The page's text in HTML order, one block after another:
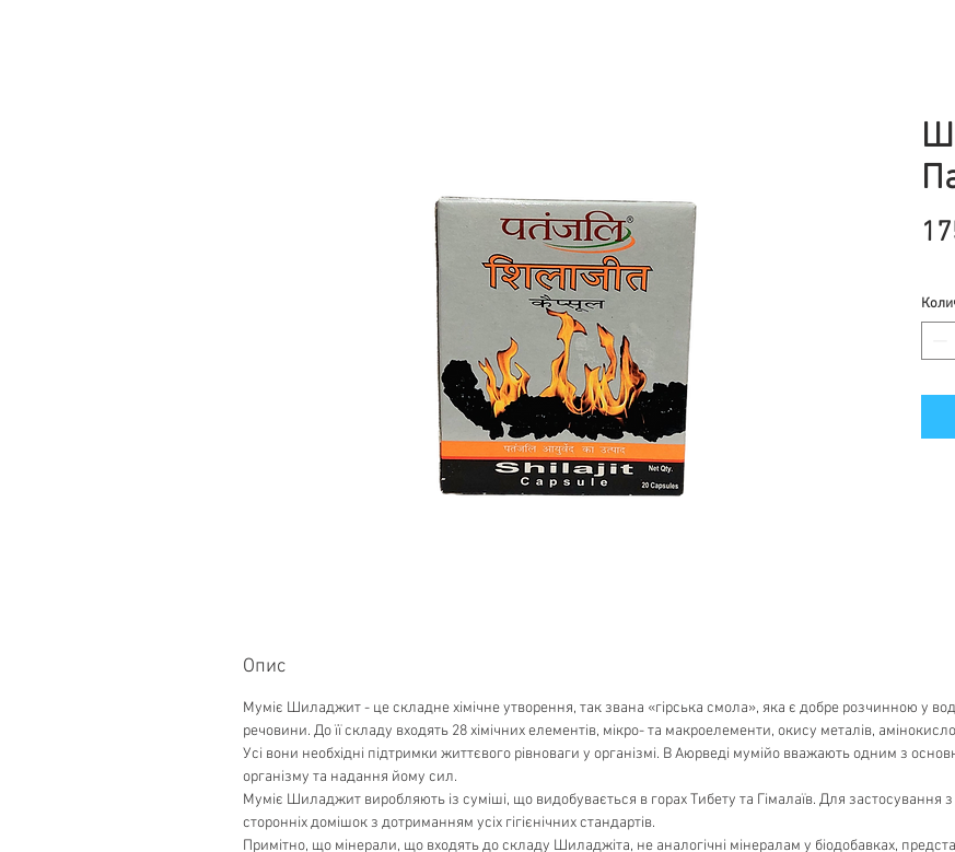
Опис
Муміє Шиладжит - це складне хімічне утворення, так звана «гірська смола», яка є добре розчинною у воді
речовини. До її складу входять 28 хімічних елементів, мікро- та макроелементи, окису металів,
Усі вони необхідні підтримки життєвого рівноваги у організмі. В Аюрведі мумійо вважають одним з
організму та надання йому сил.
Муміє Шиладжит виробляють із суміші, що видобувається в горах Тибету та Гімалаїв. Для
сторонніх домішок з дотриманням усіх гігієнічних стандартів.
Примітно, що мінерали, що входять до складу Шиладжіта, не аналогічні мінералам у біодобавках,